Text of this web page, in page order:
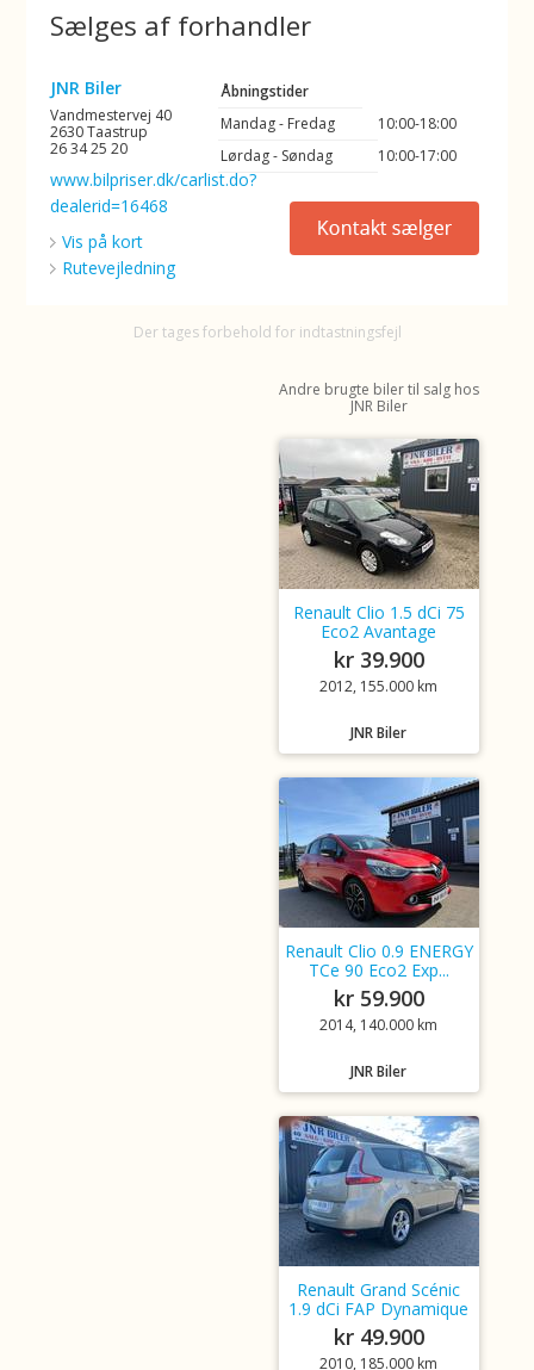
Sælges af forhandler
JNR Biler
Vandmestervej 40
2630 Taastrup
26 34 25 20
www.bilpriser.dk/carlist.do?
dealerid=16468
Vis på kort
Rutevejledning
Åbningstider
Mandag - Fredag
10:00-18:00
Lørdag - Søndag
10:00-17:00
Der tages forbehold for indtastningsfejl
Andre brugte biler til salg hos
JNR Biler
Renault Clio 1.5 dCi 75
Eco2 Avantage
kr 39.900
2012, 155.000 km
JNR Biler
Renault Clio 0.9 ENERGY
TCe 90 Eco2 Exp...
kr 59.900
2014, 140.000 km
JNR Biler
Renault Grand Scénic
1.9 dCi FAP Dynamique
kr 49.900
2010, 185.000 km